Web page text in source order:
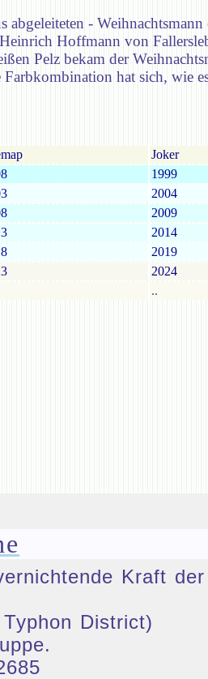
- Weihnachtsmann
Hoffmann von
Pelz bekam der
hat sich, wie
Joker
1999
2004
2009
2014
2019
2024
..
Kraft
District)